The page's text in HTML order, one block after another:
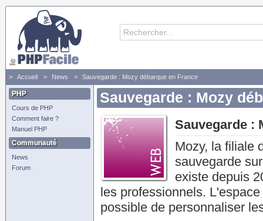
Accueil News Sauvegarde : Mozy débarque en France
PHP
Cours de PHP
Comment faire ?
Manuel PHP
Communauté
News
Forum
Sauvegarde : Mozy
Sauvegarde :
Mozy, la filiale
sauvegarde
existe depuis
les professionnels.
possible de personnaliser